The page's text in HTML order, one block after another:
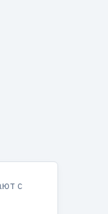
с